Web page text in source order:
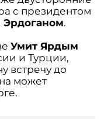
с президентом
.
Умит Ярдым
и Турции,
встречу до
может